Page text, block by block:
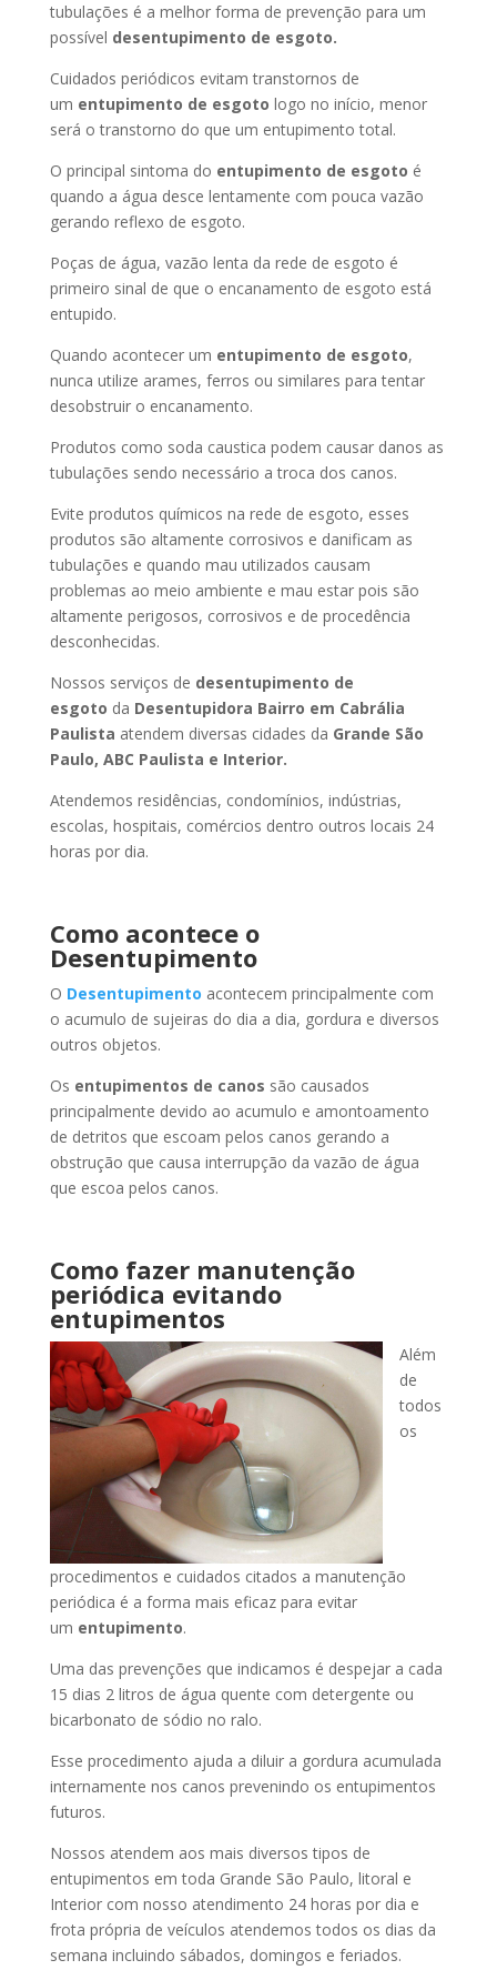
tubulações é a melhor forma de prevenção para um
possível desentupimento de esgoto.
Cuidados periódicos evitam transtornos de
um entupimento de esgoto logo no início, menor
será o transtorno do que um entupimento total.
O principal sintoma do entupimento de esgoto é
quando a água desce lentamente com pouca vazão
gerando reflexo de esgoto.
Poças de água, vazão lenta da rede de esgoto é
primeiro sinal de que o encanamento de esgoto está
entupido.
Quando acontecer um entupimento de esgoto,
nunca utilize arames, ferros ou similares para tentar
desobstruir o encanamento.
Produtos como soda caustica podem causar danos as
tubulações sendo necessário a troca dos canos.
Evite produtos químicos na rede de esgoto, esses
produtos são altamente corrosivos e danificam as
tubulações e quando mau utilizados causam
problemas ao meio ambiente e mau estar pois são
altamente perigosos, corrosivos e de procedência
desconhecidas.
Nossos serviços de desentupimento de
esgoto da Desentupidora Bairro em Cabrália
Paulista atendem diversas cidades da Grande São
Paulo, ABC Paulista e Interior.
Atendemos residências, condomínios, indústrias,
escolas, hospitais, comércios dentro outros locais 24
horas por dia.
Como acontece o
Desentupimento
O Desentupimento acontecem principalmente com
o acumulo de sujeiras do dia a dia, gordura e diversos
outros objetos.
Os entupimentos de canos são causados
principalmente devido ao acumulo e amontoamento
de detritos que escoam pelos canos gerando a
obstrução que causa interrupção da vazão de água
que escoa pelos canos.
Como fazer manutenção
periódica evitando
entupimentos
Além
de
todos
os
procedimentos e cuidados citados a manutenção
periódica é a forma mais eficaz para evitar
um entupimento.
Uma das prevenções que indicamos é despejar a cada
15 dias 2 litros de água quente com detergente ou
bicarbonato de sódio no ralo.
Esse procedimento ajuda a diluir a gordura acumulada
internamente nos canos prevenindo os entupimentos
futuros.
Nossos atendem aos mais diversos tipos de
entupimentos em toda Grande São Paulo, litoral e
Interior com nosso atendimento 24 horas por dia e
frota própria de veículos atendemos todos os dias da
semana incluindo sábados, domingos e feriados.